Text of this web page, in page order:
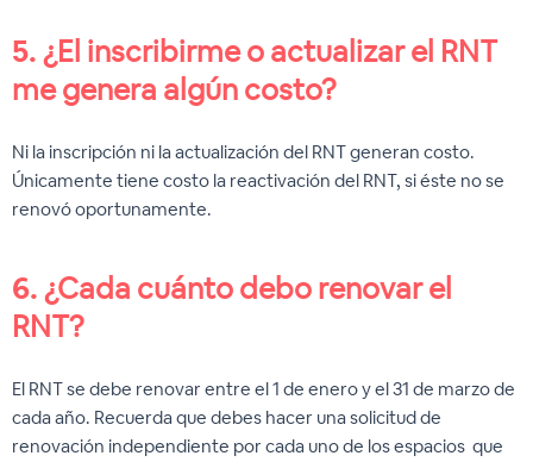
5.¿El inscribirme o actualizar el RNT
me genera algún costo?
Ni la inscripción ni la actualización del RNT generan costo.
Únicamente tiene costo la reactivación del RNT, si éste no se
renovó oportunamente.
6.¿Cada cuánto debo renovar el
RNT?
El RNT se debe renovar entre el 1 de enero y el 31 de marzo de
cada año. Recuerda que debes hacer una solicitud de
renovación independiente por cada uno de los espacios que